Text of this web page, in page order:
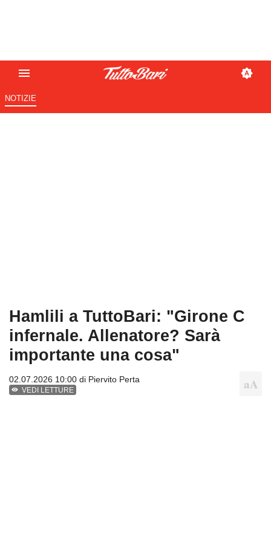
NOTIZIE
Hamlili a TuttoBari: "Girone C
infernale. Allenatore? Sarà
importante una cosa"
02.07.2026 10:00 di Piervito Perta
VEDI LETTURE